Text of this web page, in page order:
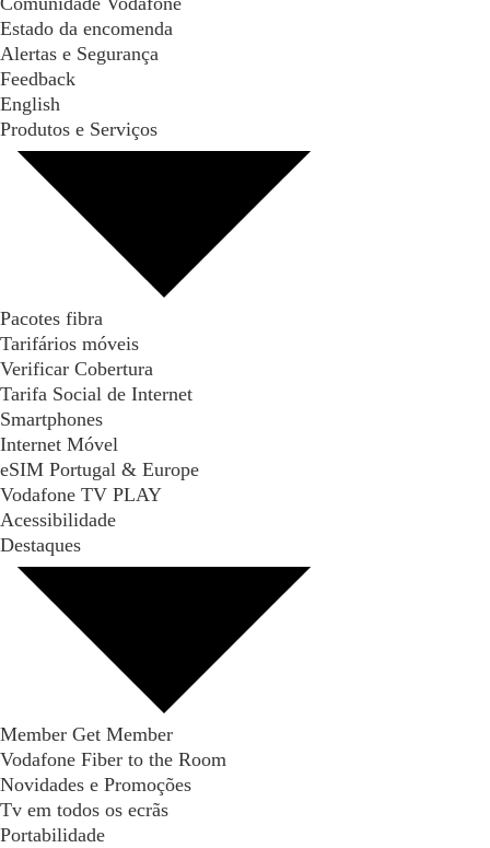
Estado da encomenda
Alertas e Segurança
Feedback
English
Produtos e Serviços
Pacotes fibra
Tarifários móveis
Verificar Cobertura
Tarifa Social de Internet
Smartphones
Internet Móvel
eSIM Portugal & Europe
Vodafone TV PLAY
Acessibilidade
Destaques
Member Get Member
Vodafone Fiber to the Room
Novidades e Promoções
Tv em todos os ecrãs
Portabilidade